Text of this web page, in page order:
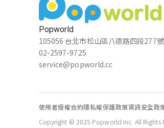
Popworld
105056 台北市松山區八德路四段277
02-2597-9725
service@popworld.cc
使用者授權合約隱私權保護政策資訊安全政
Copyright © 2025 Popworld Inc. All Rights